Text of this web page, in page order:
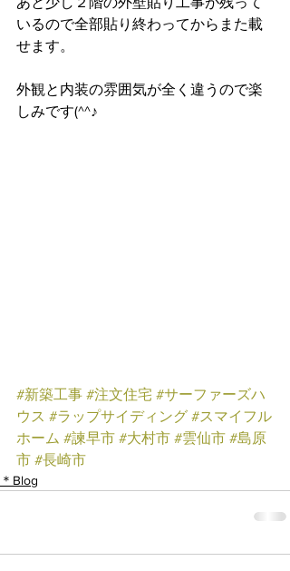
いるので全部貼り終わってからまた載
せます。
外観と内装の雰囲気が全く違うので楽
しみです(^^♪
#新築工事 #注文住宅 #サーファーズハ
ウス #ラップサイディング #スマイフル
ホーム #諫早市 #大村市 #雲仙市 #島原
市 #長崎市
＊Blog